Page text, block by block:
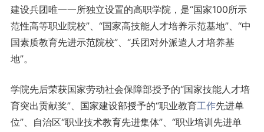
建设兵团唯一一所独立设置的高职学院，是“国家100所示
范性高等职业院校”、“国家高技能人才培养示范基地”、“中
国素质教育先进示范院校”、“兵团对外派遣人才培养基
地”。
学院先后荣获国家劳动社会保障部授予的“国家技能人才培
育突出贡献奖”、国家建设部授予的“职业教育工作先进单
位”、自治区“职业技术教育先进集体”、“职业培训先进单